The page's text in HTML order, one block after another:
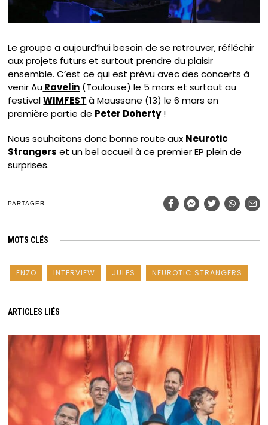
Le groupe a aujourd’hui besoin de se retrouver, réfléchir
aux projets futurs et surtout prendre du plaisir
ensemble. C’est ce qui est prévu avec des concerts à
venir AuRavelin (Toulouse) le 5 mars et surtout au
festivalWIMFEST à Maussane (13) le 6 mars en
première partie de Peter Doherty!
Nous souhaitons donc bonne route aux Neurotic
Strangers et un bel accueil à ce premier EP plein de
surprises.
PARTAGER
MOTS CLÉS
ENZO INTERVIEW JULES NEUROTIC STRANGERS
ARTICLES LIÉS